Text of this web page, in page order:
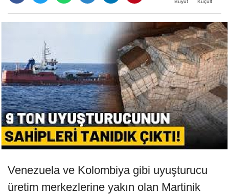
Venezuela ve Kolombiya gibi uyuşturucu
üretim merkezlerine yakın olan Martinik